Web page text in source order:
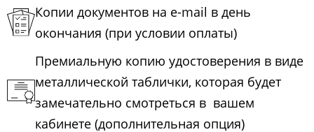
Копии документов на e-mail в день
окончания (при условии оплаты)
Премиальную копию удостоверения в виде
металлической таблички, которая будет
замечательно смотреться в вашем
кабинете (дополнительная опция)